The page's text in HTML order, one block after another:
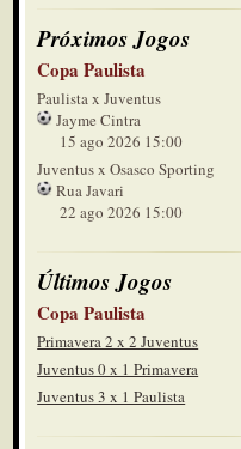
Próximos Jogos
Copa Paulista
Paulista x Juventus
Jayme Cintra
15 ago 2026 15:00
Juventus x Osasco Sporting
Rua Javari
22 ago 2026 15:00
Últimos Jogos
Copa Paulista
Primavera 2 x 2 Juventus
Juventus 0 x 1 Primavera
Juventus 3 x 1 Paulista